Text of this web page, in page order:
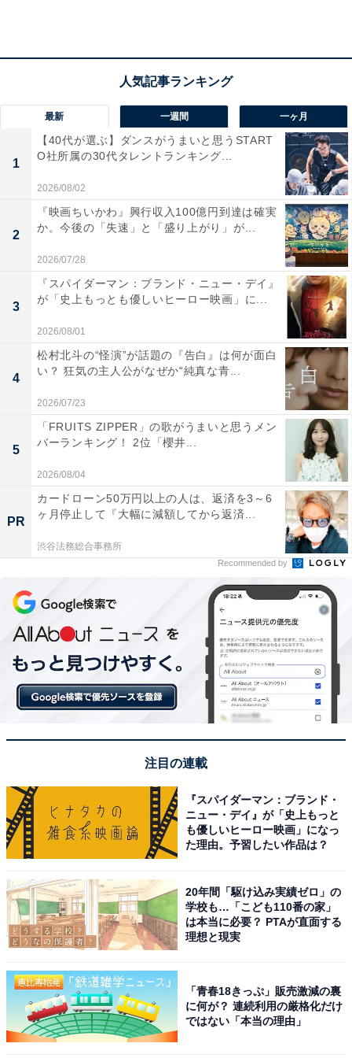
初からボタンをかけ直そう」と、かつて高校生の新に求
めたように土下座を要請。しかし新は、自分が茂の敵で
あることを名言し、むしろ長らく続く因縁に終止符を打
つには、茂が土下座をして謝罪するほかないと言い切り
ました。
一方、新から長屋との過去の因縁のすべてを聞いた葵
は、新への愛を深めるあまり、長屋茂の次男である龍二
（鈴鹿央士）への当たり方も強めていきます。龍二は葵
から自分の家族が新に対してしてきたことを聞かされ、
「二代目みやべ」を辞めると言い出します。龍二が父や
兄のせいで辞めるというなら引き留めないという新は、
葵に意見を求めます。龍二が辞めて然るべきだと答えた
葵に対し、新は「マネージャー失格だ」と返すのでし
た。
公式サイト
ソシオパス葵の愛情表現に新がNOを突きつけ
る……？
最新 一週間 一ヶ月
1
【40代が選ぶ】ダンスがうまいと思うSTART
O社所属の30代タレントランキング...
2026/08/02
2
『映画ちいかわ』興行収入100億円到達は確実
か。今後の「失速」と「盛り上がり」が...
2026/07/28
3
『スパイダーマン：ブランド・ニュー・デイ』
が「史上もっとも優しいヒーロー映画」に...
2026/08/01
4
松村北斗の“怪演”が話題の『告白』は何が面白
い？ 狂気の主人公がなぜか“純真な青...
2026/07/23
5
「FRUITS ZIPPER」の歌がうまいと思うメン
バーランキング！ 2位「櫻井...
2026/08/04
PR
カードローン50万円以上の人は、返済を3～6
ヶ月停止して『大幅に減額してから返済...
渋谷法務総合事務所
Recommended by
注目の連載
『スパイダーマン：ブランド・
ニュー・デイ』が「史上もっと
も優しいヒーロー映画」になっ
た理由。予習したい作品は？
20年間「駆け込み実績ゼロ」の
学校も…「こども110番の家」
は本当に必要？ PTAが直面する
理想と現実
「青春18きっぷ」販売激減の裏
に何が？ 連続利用の厳格化だけ
ではない「本当の理由」